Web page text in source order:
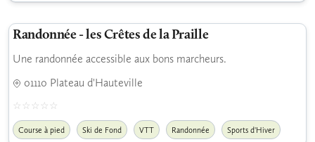
Randonnée - les Crêtes de la Praille
Une randonnée accessible aux bons marcheurs.
01110 Plateau d'Hauteville
Course à pied Ski de Fond VTT Randonnée Sports d'Hiver